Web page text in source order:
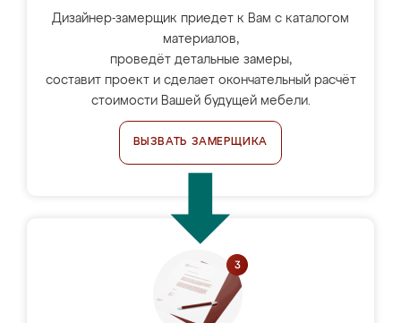
Дизайнер-замерщик приедет к Вам с каталогом
материалов,
проведёт детальные замеры,
составит проект и сделает окончательный расчёт
стоимости Вашей будущей мебели.
ВЫЗВАТЬ ЗАМЕРЩИКА